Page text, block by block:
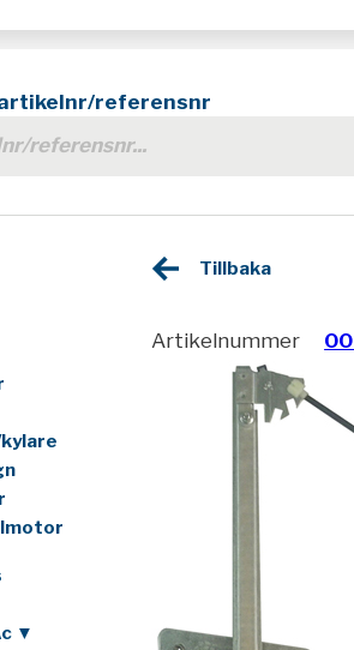
referensnr
▼
Tillbaka
Artikelnummer